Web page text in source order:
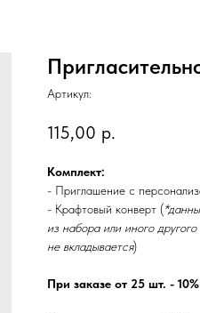
Артикул:
115,00 р.
Комплект:
- Приглашение с
- Крафтовый конверт (
из набора или иного
не вкладывается)
При заказе от 25 шт. -